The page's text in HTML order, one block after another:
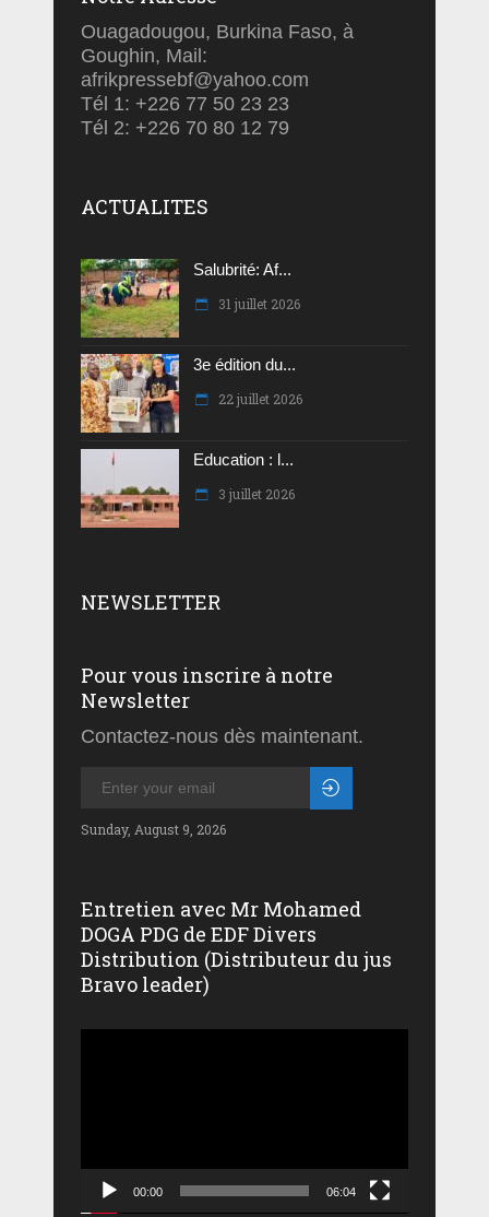
Ouagadougou, Burkina Faso, à
Goughin, Mail:
afrikpressebf@yahoo.com
Tél 1: +226 77 50 23 23
Tél 2: +226 70 80 12 79
ACTUALITES
Salubrité: Af...
31 juillet 2026
3e édition du...
22 juillet 2026
Education : l...
3 juillet 2026
NEWSLETTER
Pour vous inscrire à notre
Newsletter
Contactez-nous dès maintenant.
Sunday, August 9, 2026
Entretien avec Mr Mohamed
DOGA PDG de EDF Divers
Distribution (Distributeur du jus
Bravo leader)
00:00 06:04